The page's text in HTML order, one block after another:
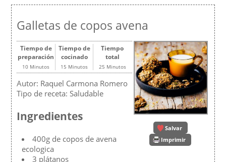
Galletas de copos avena
Salvar
Imprimir
Tiempo de
preparación
10 Minutos
Tiempo de
cocinado
15 Minutos
Tiempo
total
25 Minutos
Autor: Raquel Carmona Romero
Tipo de receta: Saludable
Ingredientes
400g de copos de avena
ecologica
3 plátanos